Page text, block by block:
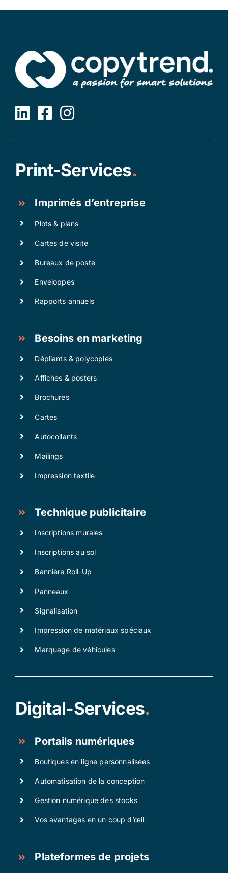
Print-Services.
Imprimés d’entreprise
Plots & plans
Cartes de visite
Bureaux de poste
Enveloppes
Rapports annuels
Besoins en marketing
Dépliants & polycopiés
Affiches & posters
Brochures
Cartes
Autocollants
Mailings
Impression textile
Technique publicitaire
Inscriptions murales
Inscriptions au sol
Bannière Roll-Up
Panneaux
Signalisation
Impression de matériaux spéciaux
Marquage de véhicules
Digital-Services.
Portails numériques
Boutiques en ligne personnalisées
Automatisation de la conception
Gestion numérique des stocks
Vos avantages en un coup d’œil
Plateformes de projets